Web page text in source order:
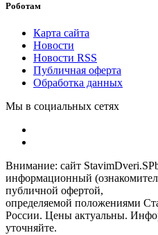
Роботам
Карта сайта
Новости
Новости RSS
Публичная оферта
Обработка данных
Мы в социальных сетях
Внимание: сайт
информационный
публичной офертой,
определяемой положениями
России. Цены актуальны.
уточняйте.